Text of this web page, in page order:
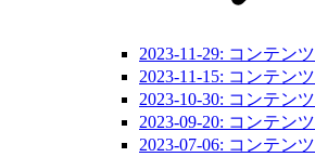
2023-11-29: コンテン
2023-11-15: コンテン
2023-10-30: コンテン
2023-09-20: コンテン
2023-07-06: コンテン